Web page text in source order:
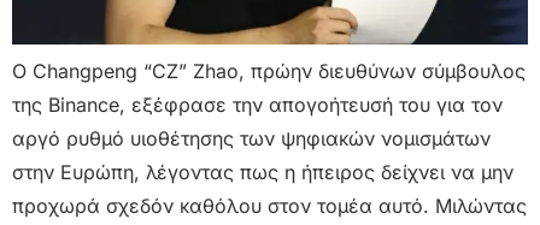
Ο Changpeng “CZ” Zhao, πρώην διευθύνων σύμβουλος
της Binance, εξέφρασε την απογοήτευσή του για τον
αργό ρυθμό υιοθέτησης των ψηφιακών νομισμάτων
στην Ευρώπη, λέγοντας πως η ήπειρος δείχνει να μην
προχωρά σχεδόν καθόλου στον τομέα αυτό. Μιλώντας